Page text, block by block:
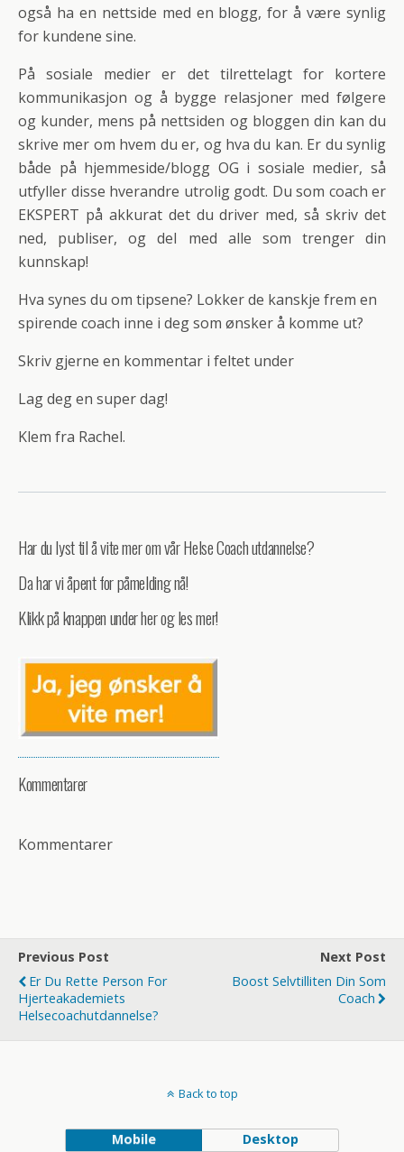
også ha en nettside med en blogg, for å være synlig
for kundene sine.
På sosiale medier er det tilrettelagt for kortere
kommunikasjon og å bygge relasjoner med følgere
og kunder, mens på nettsiden og bloggen din kan du
skrive mer om hvem du er, og hva du kan. Er du synlig
både på hjemmeside/blogg OG i sosiale medier, så
utfyller disse hverandre utrolig godt. Du som coach er
EKSPERT på akkurat det du driver med, så skriv det
ned, publiser, og del med alle som trenger din
kunnskap!
Hva synes du om tipsene? Lokker de kanskje frem en
spirende coach inne i deg som ønsker å komme ut?
Skriv gjerne en kommentar i feltet under
Lag deg en super dag!
Klem fra Rachel.
Har du lyst til å vite mer om vår Helse Coach utdannelse?
Da har vi åpent for påmelding nå!
Klikk på knappen under her og les mer!
Kommentarer
Kommentarer
Previous Post
Er Du Rette Person For
Hjerteakademiets
Helsecoachutdannelse?
Next Post
Boost Selvtilliten Din Som
Coach
Back to top
Mobile Desktop